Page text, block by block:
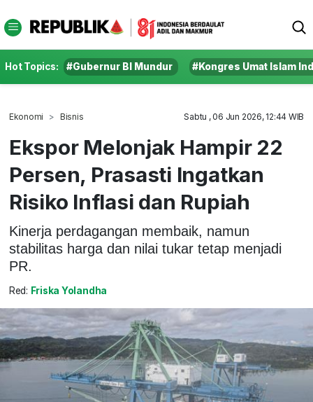
Hot Topics: #Gubernur BI Mundur #Kongres Umat Islam
Ekonomi Bisnis Sabtu , 06 Jun 2026, 12:44 WIB
Ekspor Melonjak Hampir 22
Persen, Prasasti Ingatkan
Risiko Inflasi dan Rupiah
Kinerja perdagangan membaik, namun
stabilitas harga dan nilai tukar tetap menjadi
PR.
Red: Friska Yolandha